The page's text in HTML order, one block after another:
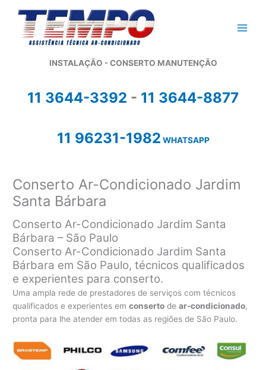
conteúdo
INSTALAÇÃO - CONSERTO MANUTENÇÃO
11 3644-3392 - 11 3644-8877
11 96231-1982 WHATSAPP
Conserto Ar-Condicionado Jardim
Santa Bárbara
Conserto Ar-Condicionado Jardim Santa
Bárbara – São Paulo
Conserto Ar-Condicionado Jardim Santa
Bárbara em São Paulo, técnicos qualificados
e experientes para conserto.
Uma ampla rede de prestadores de serviços com técnicos
qualificados e experientes emconserto dear-condicionado,
pronta para lhe atender em todas as regiões de São Paulo.